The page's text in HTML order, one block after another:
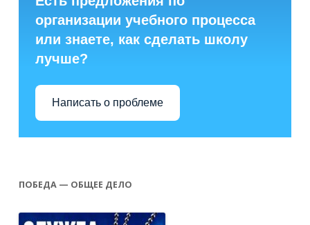
организации учебного процесса
или знаете, как сделать школу
лучше?
Написать о проблеме
ПОБЕДА — ОБЩЕЕ ДЕЛО